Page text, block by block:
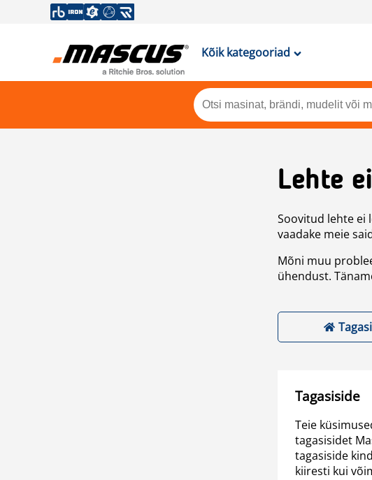
Kõik kategooriad
Lehte
Soovitud lehte ei
vaadake meie
Mõni muu
ühendust.
Tagasiside
Teie
tagasisidet
tagasiside
kiiresti kui